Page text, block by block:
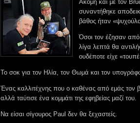
Ακόμη και με τον
συναντήθηκε
βάθος ήταν
Όσοι τον έζησαν
λίγα λεπτά θα
ουδέποτε είχε
Το σοκ για τον Ηλία, τον Θωμά και τον
Ένας καλλιτέχνης που ο καθένας από εμάς τον
αλλά ταύτισε ένα κομμάτι της εφηβείας μαζί του.
Να είσαι σίγουρος Paul δεν θα ξεχαστείς.